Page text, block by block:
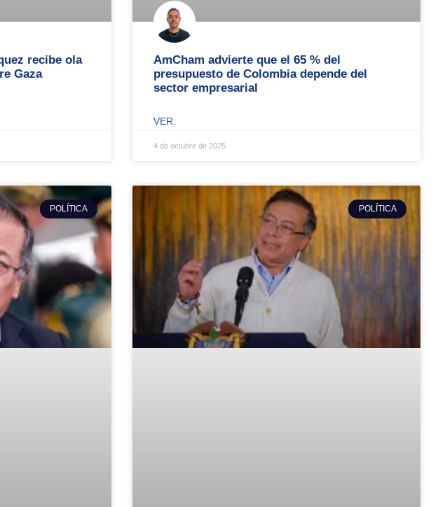
recibe ola
Gaza
AmCham advierte que el 65 % del
presupuesto de Colombia depende del
sector empresarial
VER.
4 de octubre de 2025
POLÍTICA POLÍTICA